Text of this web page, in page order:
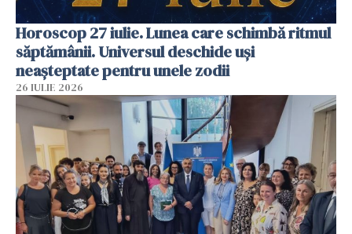
Horoscop 27 iulie. Lunea care schimbă ritmul
săptămânii. Universul deschide uși
neașteptate pentru unele zodii
26 IULIE 2026